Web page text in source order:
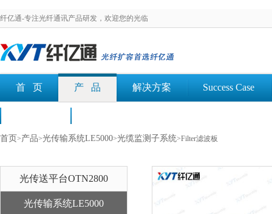
纤亿通-专注光纤通讯产品研发，欢迎您的光临
首 页 产 品 解决方案 Success Case
首页 >产品>光传输系统LE5000>光缆监测子系统>Filter滤波板
光传送平台OTN2800
光传输系统LE5000